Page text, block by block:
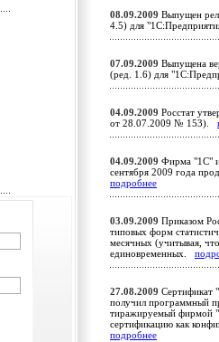
08.09.2009 Выпущен
4.5) для
07.09.2009 Выпущена
(ред. 1.6) для
04.09.2009 Росстат
от 28.07.2009 № 153).
04.09.2009 Фирма "1С"
сентября 2009 года
подробнее
03.09.2009 Приказом
типовых форм
месячных (учитывая,
единовременных.
27.08.2009 Сертификат
получил программный
тиражируемый фирмой
сертификацию как
подробнее